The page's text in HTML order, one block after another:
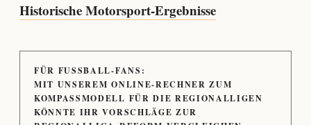
Historische Motorsport-Ergebnisse
FÜR FUSSBALL-FANS:
MIT UNSEREM ONLINE-RECHNER ZUM
KOMPASSMODELL FÜR DIE REGIONALLIGEN
KÖNNTE IHR VORSCHLÄGE ZUR